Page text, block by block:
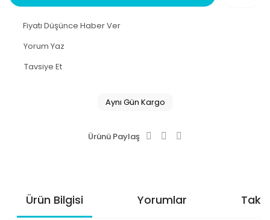
Fiyatı Düşünce Haber Ver
Yorum Yaz
Tavsiye Et
Aynı Gün Kargo
Ürünü Paylaş
Ürün Bilgisi Yorumlar